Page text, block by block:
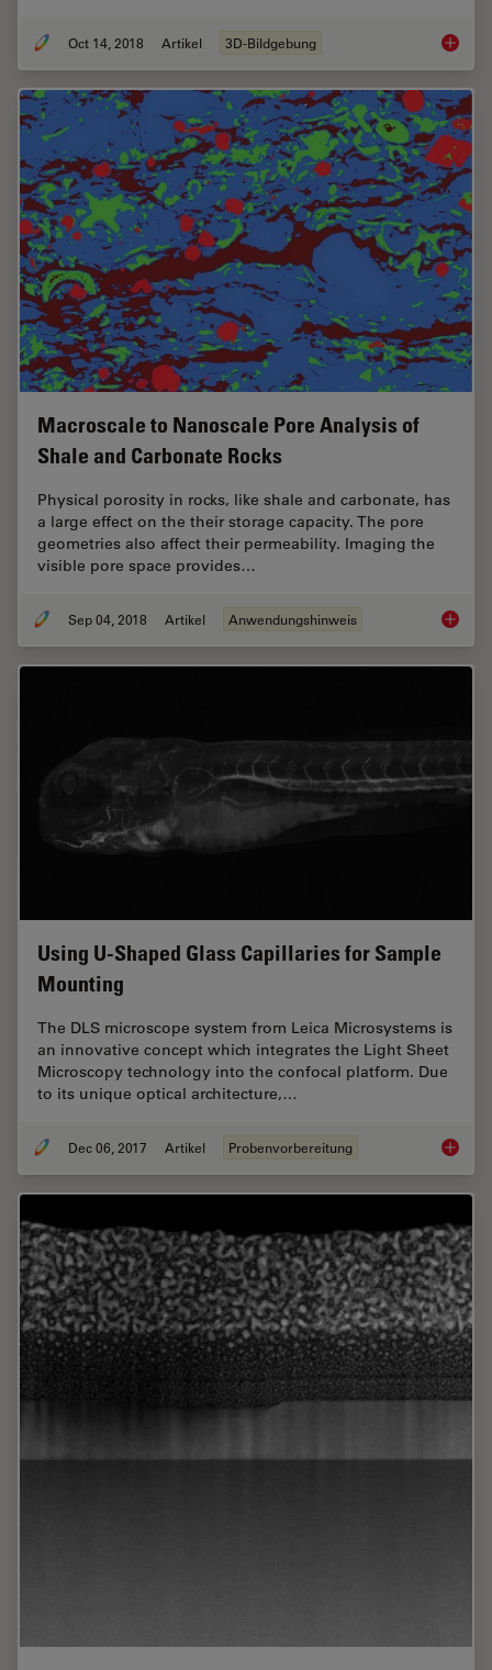
Oct 14, 2018 Artikel 3D-Bildgebung High
Macroscale to Nanoscale Pore Analysis of
Shale and Carbonate Rocks
Physical porosity in rocks, like shale and carbonate, has
a large effect on the their storage capacity. The pore
geometries also affect their permeability. Imaging the
visible pore space provides…
Sep 04, 2018 Artikel Anwendungshinweis
Using U-Shaped Glass Capillaries for Sample
Mounting
The DLS microscope system from Leica Microsystems is
an innovative concept which integrates the Light Sheet
Microscopy technology into the confocal platform. Due
to its unique optical architecture,…
Dec 06, 2017 Artikel Probenvorbereitung Using